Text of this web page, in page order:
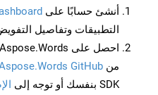
أنشئ حسابًا على
التطبيقات وتفاصيل
من GitHub
SDK بنفسك أو توجه إلى